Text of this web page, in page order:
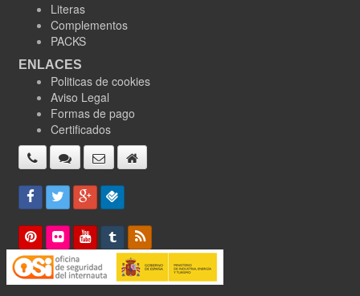
Literas
Complementos
PACKS
ENLACES
Politicas de cookies
Aviso Legal
Formas de pago
Certificados